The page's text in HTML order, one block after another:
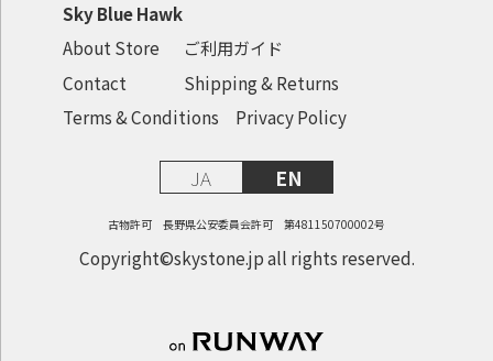
Sky Blue Hawk
About Store
ご利用ガイド
Contact
Shipping & Returns
Terms & Conditions
Privacy Policy
JA EN
古物許可 長野県公安委員会許可 第481150700002号
Copyright©skystone.jp all rights reserved.